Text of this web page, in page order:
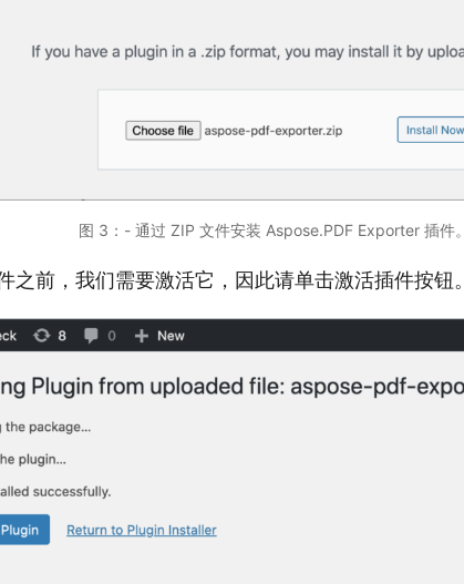
图 3：- 通过 ZIP 文件安装 Aspose.PDF Exporter 插件。
之前，我们需要激活它，因此请单击激活插件按钮。